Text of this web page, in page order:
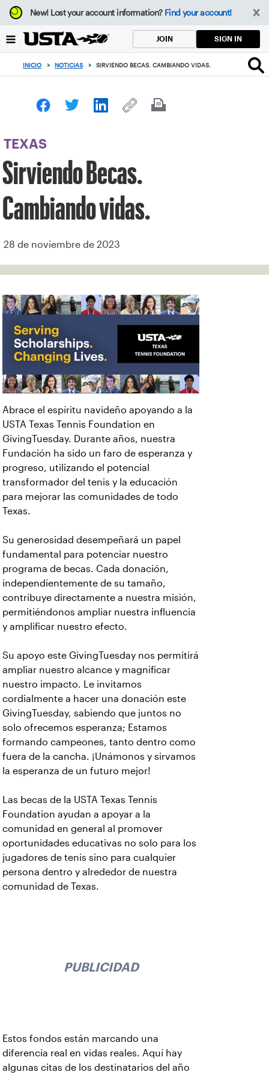
Enfoque
desde
botón
volver
principio
New!Lost your account information? Find your account!
JOIN SIGN IN
INICIO > NOTICIAS > SIRVIENDO BECAS. CAMBIANDO VIDAS.
TEXAS
Sirviendo Becas.
Cambiando vidas.
28 de noviembre de 2023
Abrace el espíritu navideño apoyando a la
USTA Texas Tennis Foundation en
GivingTuesday. Durante años, nuestra
Fundación ha sido un faro de esperanza y
progreso, utilizando el potencial
transformador del tenis y la educación
para mejorar las comunidades de todo
Texas.
Su generosidad desempeñará un papel
fundamental para potenciar nuestro
programa de becas. Cada donación,
independientemente de su tamaño,
contribuye directamente a nuestra misión,
permitiéndonos ampliar nuestra influencia
y amplificar nuestro efecto.
Su apoyo este GivingTuesday nos permitirá
ampliar nuestro alcance y magnificar
nuestro impacto. Le invitamos
cordialmente a hacer una donación este
GivingTuesday, sabiendo que juntos no
solo ofrecemos esperanza; Estamos
formando campeones, tanto dentro como
fuera de la cancha. ¡Unámonos y sirvamos
la esperanza de un futuro mejor!
Las becas de la USTA Texas Tennis
Foundation ayudan a apoyar a la
comunidad en general al promover
oportunidades educativas no solo para los
jugadores de tenis sino para cualquier
persona dentro y alrededor de nuestra
comunidad de Texas.
PUBLICIDAD
Estos fondos están marcando una
diferencia real en vidas reales. Aquí hay
algunas citas de los destinatarios del año